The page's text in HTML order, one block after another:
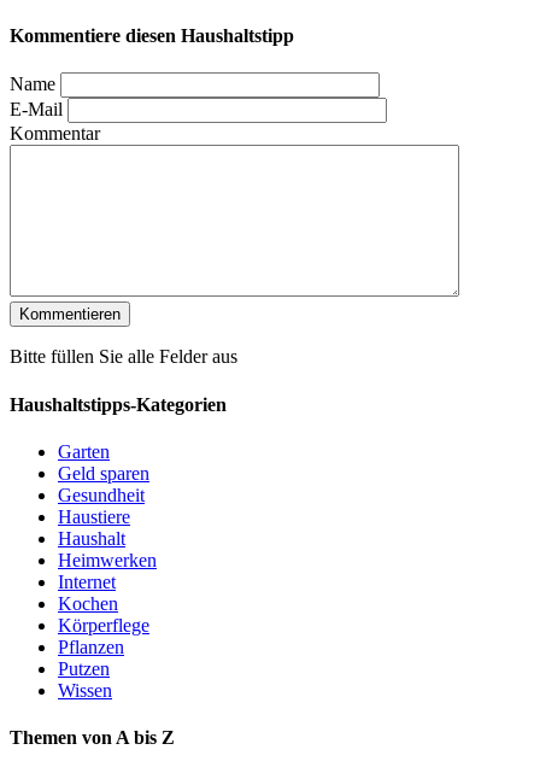
Kommentiere diesen Haushaltstipp
Name
E-Mail
Kommentar
Bitte füllen Sie alle Felder aus
Haushaltstipps-Kategorien
Garten
Geld sparen
Gesundheit
Haustiere
Haushalt
Heimwerken
Internet
Kochen
Körperflege
Pflanzen
Putzen
Wissen
Themen von A bis Z